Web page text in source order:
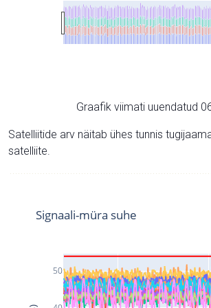
Graafik viimati uuendatud
Satelliitide arv näitab ühes tunnis
satelliite.
50
Signaali-müra suhe